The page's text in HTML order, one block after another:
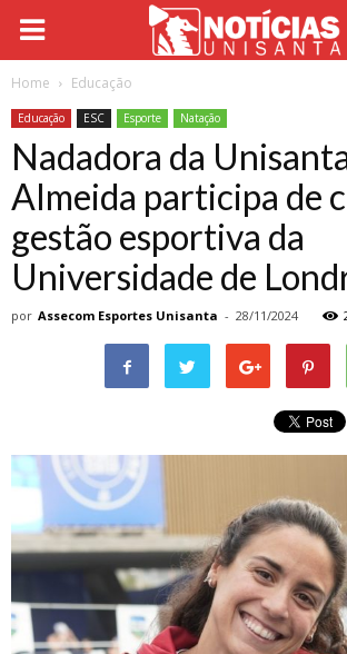
Home Educação
Educação ESC Esporte Natação
Nadadora da
Almeida participa de
gestão esportiva da
Universidade de
por Assecom Esportes Unisanta - 28/11/2024